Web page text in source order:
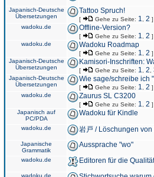
Japanisch-Deutsche
Übersetzungen
Tattoo Spruch!
[ Gehe zu Seite: 1 2 ]
wadoku.de Offline-Version?
[ Gehe zu Seite: 1 2 ]
wadoku.de Wadoku Roadmap
[ Gehe zu Seite: 1 2 ]
Japanisch-Deutsche
Übersetzungen
Kamisori-Inschriften:
[ Gehe zu Seite: 1 2
Japanisch-Deutsche
Übersetzungen
Wie sage/schreibe ich
[ Gehe zu Seite: 1 2 ]
wadoku.de Zaurus SL C3200
[ Gehe zu Seite: 1 2 ]
Japanisch auf
PC/PDA
Wadoku für Kindle
wadoku.de 岩戸 / Löschungen
Japanische
Grammatik
Aussprache "wo"
wadoku.de Editoren für die
wadoku.de